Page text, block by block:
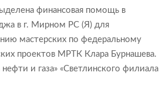
финансовая помощь в
в г. Мирном РС (Я) для
мастерских по федеральному
проектов МРТК Клара Бурнашева.
и газа» «Светлинского филиала